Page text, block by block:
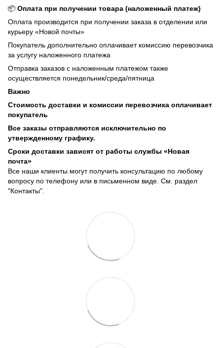
📦 Оплата при получении товара (наложенный платеж)
Оплата производится при получении заказа в отделении или
курьеру «Новой почты»
Покупатель дополнительно оплачивает комиссию перевозчика
за услугу наложенного платежа
Отправка заказов с наложенным платежом также
осуществляется понедельник/среда/пятница
Важно
Стоимость доставки и комиссии перевозчика оплачивает
покупатель
Все заказы отправляются исключительно по
утвержденному графику.
Сроки доставки зависят от работы службы «Новая
почта»
Все наши клиенты могут получить консультацию по любому
вопросу по телефону или в письменном виде. См. раздел
"Контакты".